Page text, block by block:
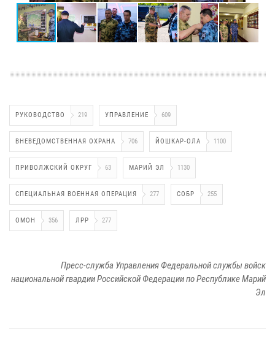
РУКОВОДСТВО 219 УПРАВЛЕНИЕ 609
ВНЕВЕДОМСТВЕННАЯ ОХРАНА 706 ЙОШКАР-ОЛА 1100
ПРИВОЛЖСКИЙ ОКРУГ 63 МАРИЙ ЭЛ 1130
СПЕЦИАЛЬНАЯ ВОЕННАЯ ОПЕРАЦИЯ 277 СОБР 255
ОМОН 356 ЛРР 277
Пресс-служба Управления Федеральной службы войск
национальной гвардии Российской Федерации по Республике Марий
Эл